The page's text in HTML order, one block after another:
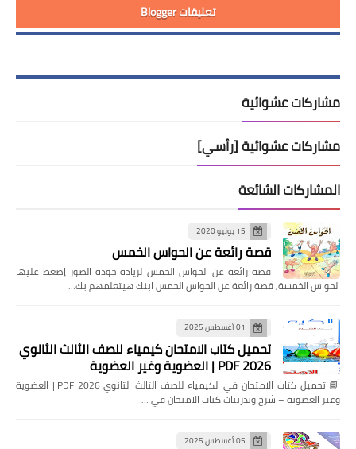
تعليقات Blogger
مشاركات عشوائية
مشاركات عشوائية [رأسي]
المشاركات الشائعة
15 يونيو 2020
قصة رائعة عن الحواس الخمس
قصة رائعة عن الحواس الخمس لزيادة جودة الصور إضغط عليها
الحواس الخمسة, قصة رائعة عن الحواس الخمس ابنك هيتعلمهم بك…
01 أغسطس 2025
تحميل كتاب الامتحان كيمياء للصف الثالث الثانوي
2026 PDF | العضوية وغير العضوية
📘 تحميل كتاب الامتحان في الكيمياء للصف الثالث الثانوي 2026 PDF | العضوية
وغير العضوية – شرح وتدريبات كتاب الامتحان في …
05 أغسطس 2025